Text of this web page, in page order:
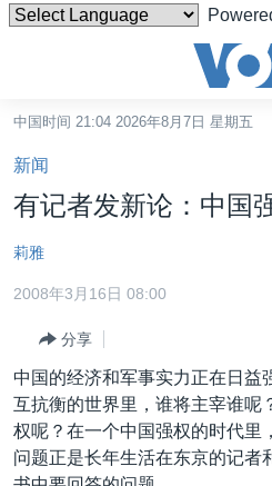
碍
链
接
转
内
转
到
导
航
台湾
港澳
国际
最新国际新闻
印太
中东
分类新闻
经济·金融·贸易
人权·法律·宗教
美中关系
热点专题
中国时间 21:04 2026年8月7日 星期五
新闻
有记者发新论：中国
莉雅
2008年3月16日 08:00
分享
中国的经济和军事实力正在日益
互抗衡的世界里，谁将主宰谁呢
权呢？在一个中国强权的时代里
问题正是长年生活在东京的记者